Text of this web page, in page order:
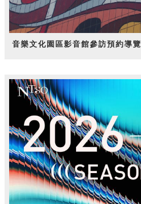
音樂文化園區影音館參訪預約導覽